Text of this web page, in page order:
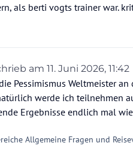
als berti vogts trainer war.
am 11. Juni 2026, 11:42
editiert von
Pessimismus Weltmeister an
werde ich teilnehmen
Ergebnisse endlich mal
Allgemeine Fragen und